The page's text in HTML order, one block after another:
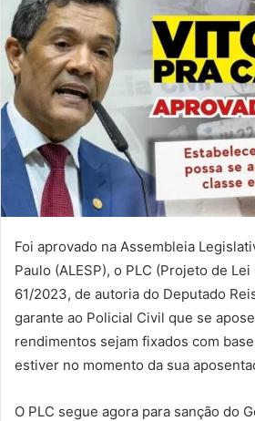
Foi aprovado na Assembleia
Paulo (ALESP), o PLC (Projeto de
61/2023, de autoria do Deputado
garante ao Policial Civil que se
rendimentos sejam fixados com
estiver no momento da sua
O PLC segue agora para sanção do